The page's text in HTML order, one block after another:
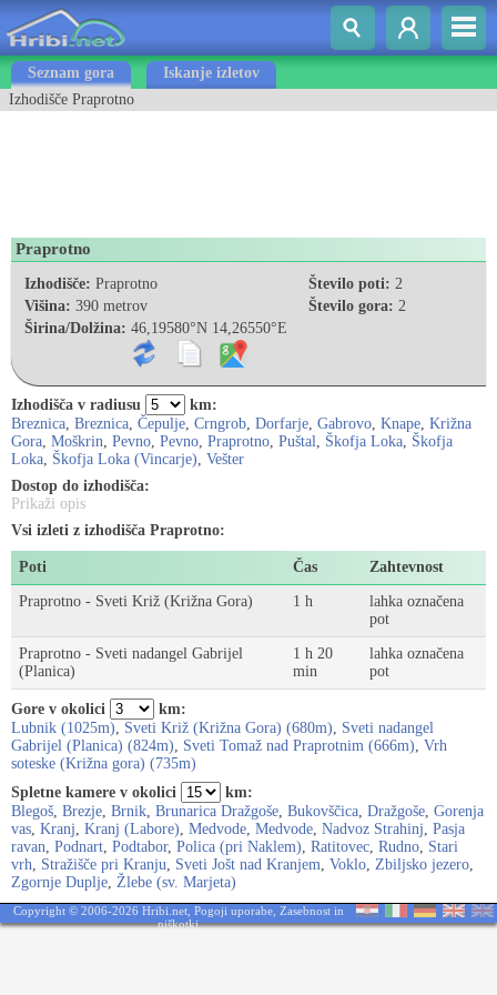
Seznam gora
Iskanje izletov
Izhodišče Praprotno
Praprotno
Izhodišče: Praprotno
Višina: 390 metrov
Širina/Dolžina: 46,19580°N 14,26550°E
Število poti: 2
Število gora: 2
Izhodišča v radiusu
km:
Breznica, Breznica, Čepulje, Crngrob, Dorfarje, Gabrovo, Knape, Križna
Gora, Moškrin, Pevno, Pevno, Praprotno, Puštal, Škofja Loka, Škofja
Loka, Škofja Loka (Vincarje), Vešter
Dostop do izhodišča:
Prikaži opis
Vsi izleti z izhodišča Praprotno:
Poti Čas Zahtevnost
Praprotno - Sveti Križ (Križna Gora) 1 h
lahka označena
pot
Praprotno - Sveti nadangel Gabrijel
(Planica)
1 h 20
min
lahka označena
pot
Gore v okolici
km:
Lubnik (1025m), Sveti Križ (Križna Gora) (680m), Sveti nadangel
Gabrijel (Planica) (824m), Sveti Tomaž nad Praprotnim (666m), Vrh
soteske (Križna gora) (735m)
Spletne kamere v okolici
km:
Blegoš, Brezje, Brnik, Brunarica Dražgoše, Bukovščica, Dražgoše, Gorenja
vas, Kranj, Kranj (Labore), Medvode, Medvode, Nadvoz Strahinj, Pasja
ravan, Podnart, Podtabor, Polica (pri Naklem), Ratitovec, Rudno, Stari
vrh, Stražišče pri Kranju, Sveti Jošt nad Kranjem, Voklo, Zbiljsko jezero,
Zgornje Duplje, Žlebe (sv. Marjeta)
Copyright © 2006-2026 Hribi.net, Pogoji uporabe, Zasebnost in
piškotki